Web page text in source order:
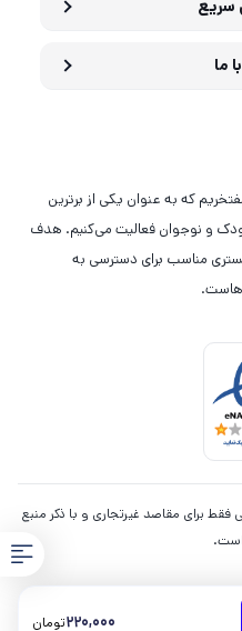
220,000تومان
سریع
ما
که به عنوان یکی از برترین
و نوجوان فعالیت می‌کنیم. هدف
مناسب برای دسترسی به
فقط برای مقاصد غیرتجاری و با ذکر منبع
است.